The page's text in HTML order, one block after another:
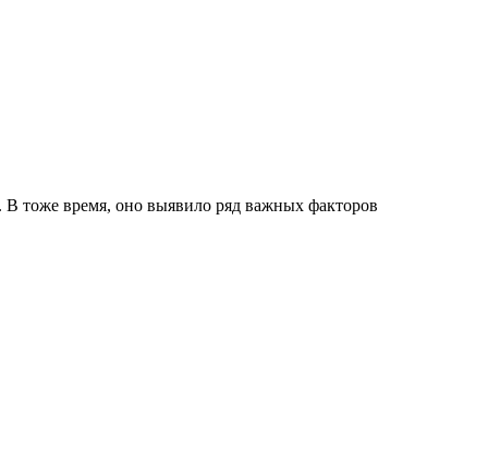
тоже время, оно выявило ряд важных факторов